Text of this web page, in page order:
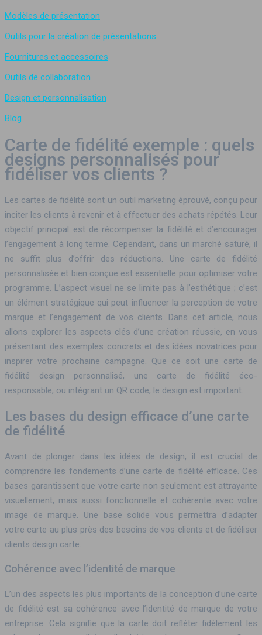
Modèles de présentation
Outils pour la création de présentations
Fournitures et accessoires
Outils de collaboration
Design et personnalisation
Blog
Carte de fidélité exemple : quels
designs personnalisés pour
fidéliser vos clients ?
Les cartes de fidélité sont un outil marketing éprouvé, conçu pour
inciter les clients à revenir et à effectuer des achats répétés. Leur
objectif principal est de récompenser la fidélité et d’encourager
l’engagement à long terme. Cependant, dans un marché saturé, il
ne suffit plus d’offrir des réductions. Une carte de fidélité
personnalisée et bien conçue est essentielle pour optimiser votre
programme. L’aspect visuel ne se limite pas à l’esthétique ; c’est
un élément stratégique qui peut influencer la perception de votre
marque et l’engagement de vos clients. Dans cet article, nous
allons explorer les aspects clés d’une création réussie, en vous
présentant des exemples concrets et des idées novatrices pour
inspirer votre prochaine campagne. Que ce soit une carte de
fidélité design personnalisé, une carte de fidélité éco-
responsable, ou intégrant un QR code, le design est important.
Les bases du design efficace d’une carte
de fidélité
Avant de plonger dans les idées de design, il est crucial de
comprendre les fondements d’une carte de fidélité efficace. Ces
bases garantissent que votre carte non seulement est attrayante
visuellement, mais aussi fonctionnelle et cohérente avec votre
image de marque. Une base solide vous permettra d’adapter
votre carte au plus près des besoins de vos clients et de fidéliser
clients design carte.
Cohérence avec l’identité de marque
L’un des aspects les plus importants de la conception d’une carte
de fidélité est sa cohérence avec l’identité de marque de votre
entreprise. Cela signifie que la carte doit refléter fidèlement les